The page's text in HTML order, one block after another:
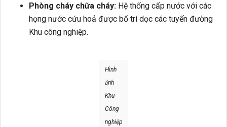
Phòng cháy chữa cháy: Hệ thống cấp nước với các
họng nước cứu hoả được bố trí dọc các tuyến đường
Khu công nghiệp.
Hình
ảnh
Khu
Công
nghiệp